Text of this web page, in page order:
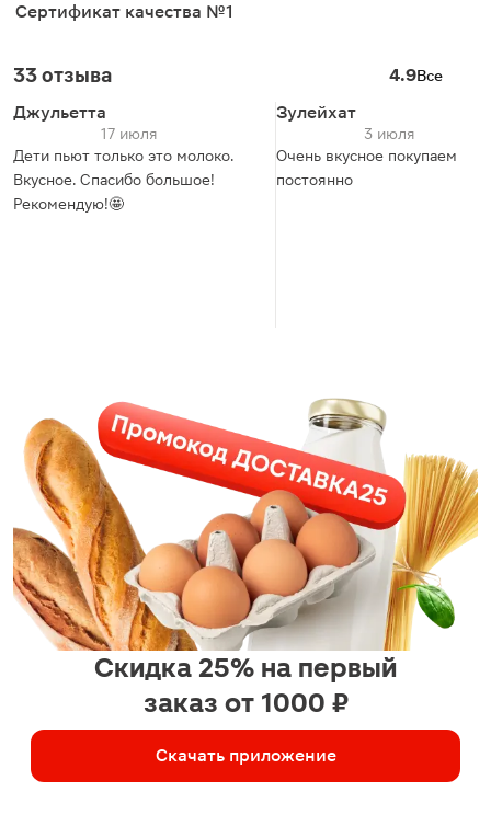
Сертификат качества №1
33 отзыва 4.9Все
Джульетта
17 июля
Дети пьют только это молоко.
Вкусное. Спасибо большое!
Рекомендую!🤩
Зулейхат
3 июля
Очень вкусное покупаем
постоянно
Скидка 25% на первый
заказ от 1000 ₽
Скачать приложение